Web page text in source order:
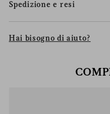
Spedizione e resi
Hai bisogno di aiuto?